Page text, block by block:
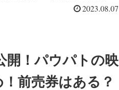
2023.08.07
開！パウパトの映
前売券はある？